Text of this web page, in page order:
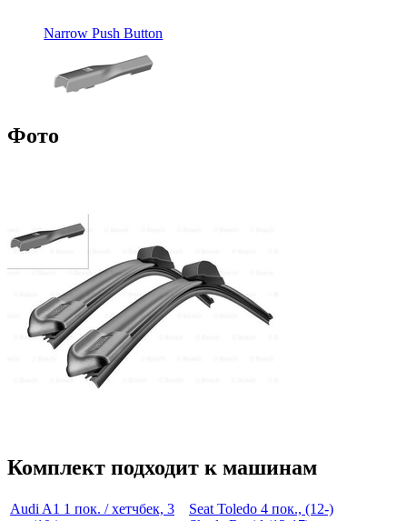
Narrow Push Button
Фото
Комплект подходит к машинам
Audi A1 1 пок. / хетчбек, 3
Seat Toledo 4 пок., (12-)